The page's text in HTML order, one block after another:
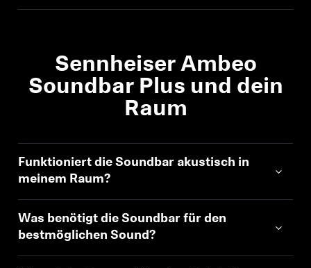
Entdecken
Innovationen
Soundspace
Sennheiser Ambeo
Soundbar Plus und dein
Raum
Funktioniert die Soundbar akustisch in
meinem Raum?
Was benötigt die Soundbar für den
bestmöglichen Sound?